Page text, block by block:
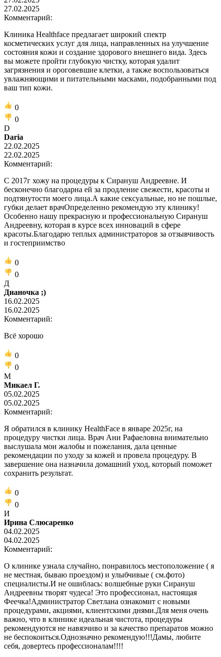
27.02.2025
Комментарий:
Клиника Healthface предлагает широкий спектр
косметических услуг для лица, направленных на улучшение
состояния кожи и создание здорового внешнего вида. Здесь
вы можете пройти глубокую чистку, которая удалит
загрязнения и ороговевшие клетки, а также воспользоваться
увлажняющими и питательными масками, подобранными под
ваш тип кожи.
0
0
D
Daria
22.02.2025
22.02.2025
Комментарий:
С 2017г хожу на процедуры к Сирануш Андреевне. И
бесконечно благодарна ей за продление свежести, красоты и
подтянутости моего лица.А какие сексуальные, но не пошлые,
губки делает врачОпределенно рекомендую эту клинику!
Особенно нашу прекрасную и профессиональную Сирануш
Андреевну, которая в курсе всех инноваций в сфере
красоты.Благодарю теплых администраторов за отзывчивость
и гостеприимство
0
0
Д
Дианочка ;)
16.02.2025
16.02.2025
Комментарий:
Всё хорошо
0
0
М
Микаел Г.
05.02.2025
05.02.2025
Комментарий:
Я обратился в клинику HealthFace в январе 2025г, на
процедуру чистки лица. Врач Ани Рафаеловна внимательно
выслушала мои жалобы и пожелания, дала ценные
рекомендации по уходу за кожей и провела процедуру. В
завершение она назначила домашний уход, который поможет
сохранить результат.
0
0
И
Ирина Слюсаренко
04.02.2025
04.02.2025
Комментарий:
О клинике узнала случайно, понравилось местоположение ( я
не местная, бываю проездом) и улыбчивые ( см.фото)
специалисты.И не ошиблась: волшебные руки Сирануш
Андреевны творят чудеса! Это профессионал, настоящая
Феечка!Администратор Светлана ознакомит с новыми
процедурами, акциями, клиентскими днями.Для меня очень
важно, что в клинике идеальная чистота, процедуры
рекомендуются не навязчиво и за качество препаратов можно
не беспокоиться.Однозначно рекомендую!!!Дамы, любите
себя, довертесь профессионалам!!!!